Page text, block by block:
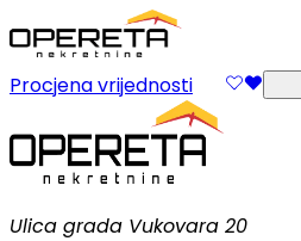
Procjena vrijednosti
Ulica grada Vukovara 20